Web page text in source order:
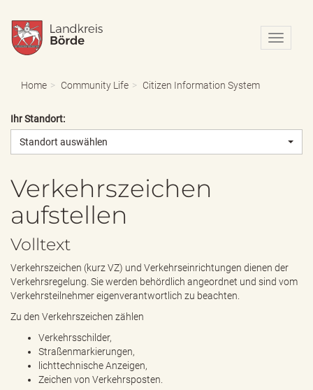
N
a
o
u
s
Home Community Life Citizen Information System
Ihr Standort:
Standort auswählen
Verkehrszeichen
aufstellen
Volltext
Verkehrszeichen (kurz VZ) und Verkehrseinrichtungen dienen der
Verkehrsregelung. Sie werden behördlich angeordnet und sind vom
Verkehrsteilnehmer eigenverantwortlich zu beachten.
Zu den Verkehrszeichen zählen
Verkehrsschilder,
Straßenmarkierungen,
lichttechnische Anzeigen,
Zeichen von Verkehrsposten.